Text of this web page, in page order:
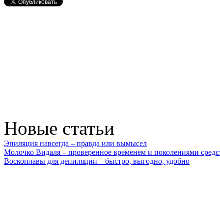
Новые статьи
Эпиляция навсегда – правда или вымысел
Молочко Видаля – проверенное временем и поколениями
Воскоплавы для депиляции – быстро, выгодно, удобно